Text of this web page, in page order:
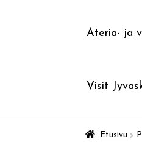
Ateria- ja
Visit
Etusivu